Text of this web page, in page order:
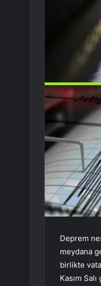
Deprem
meydana
birlikte
Kasım